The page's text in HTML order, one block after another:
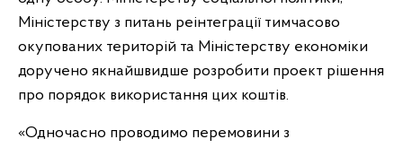
Міністерству з питань реінтеграції тимчасово
окупованих територій та Міністерству економіки
доручено якнайшвидше розробити проект рішення
про порядок використання цих коштів.
«Одночасно проводимо перемовини з